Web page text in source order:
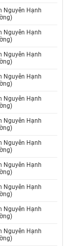
Nguyên Hạnh
Nguyên Hạnh
Nguyên Hạnh
Nguyên Hạnh
Nguyên Hạnh
Nguyên Hạnh
Nguyên Hạnh
Nguyên Hạnh
Nguyên Hạnh
Nguyên Hạnh
Nguyên Hạnh